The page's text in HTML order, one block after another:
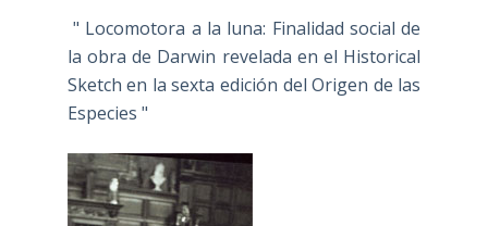
" Locomotora a la luna: Finalidad social de
la obra de Darwin revelada en el Historical
Sketch en la sexta edición del Origen de las
Especies "